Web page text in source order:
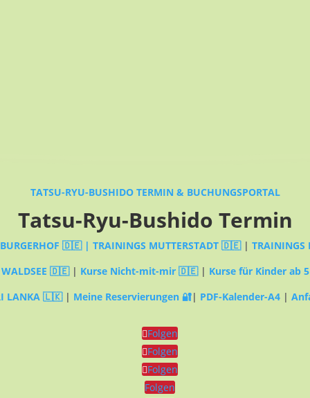
TATSU-RYU-BUSHIDO TERMIN & BUCHUNGSPORTAL
Tatsu-Ryu-Bushido Termin
🇩🇪 | TRAININGS MUTTERSTADT 🇩🇪|
WALDSEE 🇩🇪| Kurse Nicht-mit-mir 🇩🇪| Kurse für Kinder ab
LANKA 🇱🇰 | Meine Reservierungen 🔐| PDF-Kalender-A4 |
Folgen
Folgen
Folgen
Folgen